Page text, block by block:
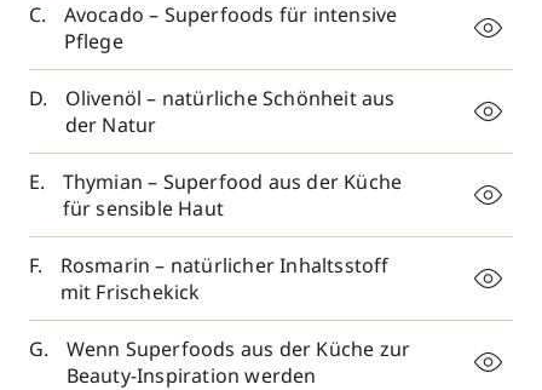
Avocado – Superfoods für intensive
Pflege
Olivenöl – natürliche Schönheit aus
der Natur
Thymian – Superfood aus der Küche
für sensible Haut
Rosmarin – natürlicher Inhaltsstoff
mit Frischekick
Wenn Superfoods aus der Küche zur
Beauty-Inspiration werden